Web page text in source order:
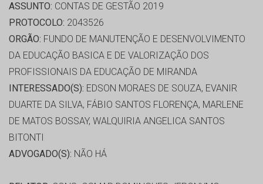
ASSUNTO: CONTAS DE GESTÃO 2019
PROTOCOLO: 2043526
ORGÃO: FUNDO DE MANUTENÇÃO E DESENVOLVIMENTO
DA EDUCAÇÃO BASICA E DE VALORIZAÇÃO DOS
PROFISSIONAIS DA EDUCAÇÃO DE MIRANDA
INTERESSADO(S): EDSON MORAES DE SOUZA, EVANIR
DUARTE DA SILVA, FÁBIO SANTOS FLORENÇA, MARLENE
DE MATOS BOSSAY, WALQUIRIA ANGELICA SANTOS
BITONTI
ADVOGADO(S): NÃO HÁ